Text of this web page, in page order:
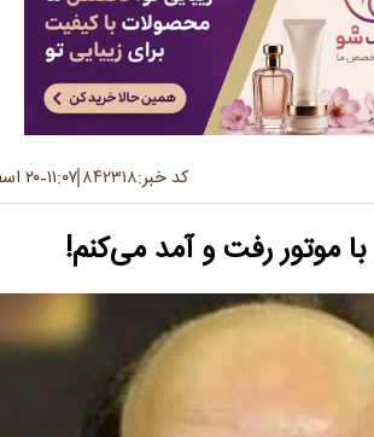
کد خبر:۸۴۲۳۱۸ ۱۱:۰۷-۲۰ اسفند ۱۴۰۳